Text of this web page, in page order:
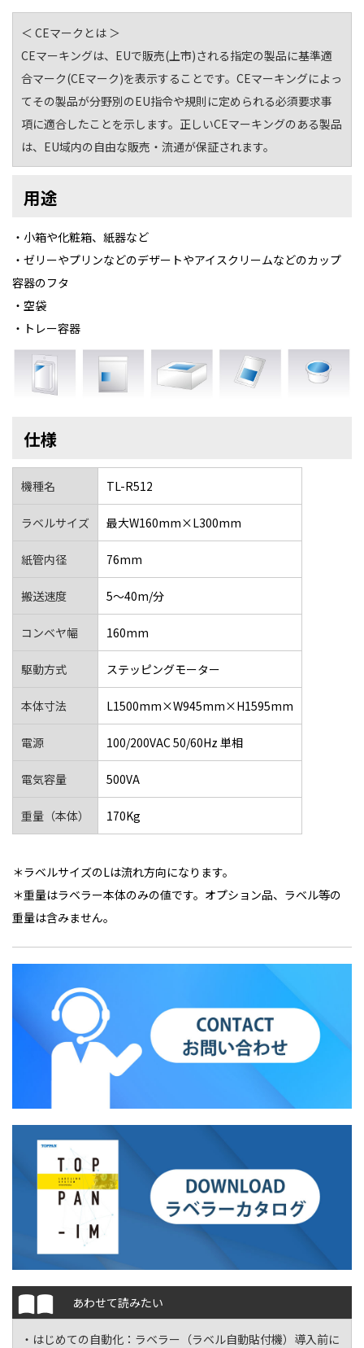
＜ CEマークとは ＞
CEマーキングは、EUで販売(上市)される指定の製品に基準適
合マーク(CEマーク)を表示することです。CEマーキングによっ
てその製品が分野別のEU指令や規則に定められる必須要求事
項に適合したことを示します。正しいCEマーキングのある製品
は、EU域内の自由な販売・流通が保証されます。
用途
・小箱や化粧箱、紙器など
・ゼリーやプリンなどのデザートやアイスクリームなどのカップ
容器のフタ
・空袋
・トレー容器
仕様
機種名 TL-R512
ラベルサイズ 最大W160mm×L300mm
紙管内径 76mm
搬送速度 5～40m/分
コンベヤ幅 160mm
駆動方式 ステッピングモーター
本体寸法 L1500mm×W945mm×H1595mm
電源 100/200VAC 50/60Hz 単相
電気容量 500VA
重量（本体） 170Kg
＊ラベルサイズのLは流れ方向になります。
＊重量はラベラー本体のみの値です。オプション品、ラベル等の
重量は含みません。
あわせて読みたい
・はじめての自動化： ラベラー（ラベル自動貼付機）導入前に